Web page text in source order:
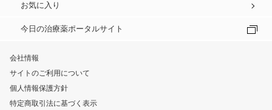
お気に入り
今日の治療薬ポータルサイト
会社情報
サイトのご利用について
個人情報保護方針
特定商取引法に基づく表示